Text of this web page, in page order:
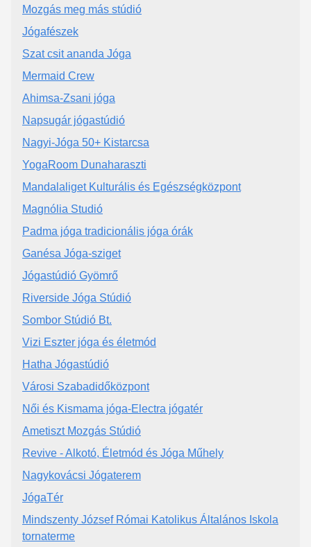
Mozgás meg más stúdió
Jógafészek
Szat csit ananda Jóga
Mermaid Crew
Ahimsa-Zsani jóga
Napsugár jógastúdió
Nagyi-Jóga 50+ Kistarcsa
YogaRoom Dunaharaszti
Mandalaliget Kulturális és Egészségközpont
Magnólia Studió
Padma jóga tradicionális jóga órák
Ganésa Jóga-sziget
Jógastúdió Gyömrő
Riverside Jóga Stúdió
Sombor Stúdió Bt.
Vizi Eszter jóga és életmód
Hatha Jógastúdió
Városi Szabadidőközpont
Női és Kismama jóga-Electra jógatér
Ametiszt Mozgás Stúdió
Revive - Alkotó, Életmód és Jóga Műhely
Nagykovácsi Jógaterem
JógaTér
Mindszenty József Római Katolikus Általános Iskola
tornaterme